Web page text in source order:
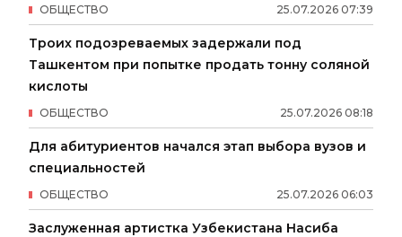
25.07.2026 07:39
ОБЩЕСТВО
Троих подозреваемых задержали под
Ташкентом при попытке продать тонну соляной
кислоты
25.07.2026 08:18
ОБЩЕСТВО
Для абитуриентов начался этап выбора вузов и
специальностей
25.07.2026 06:03
ОБЩЕСТВО
Заслуженная артистка Узбекистана Насиба